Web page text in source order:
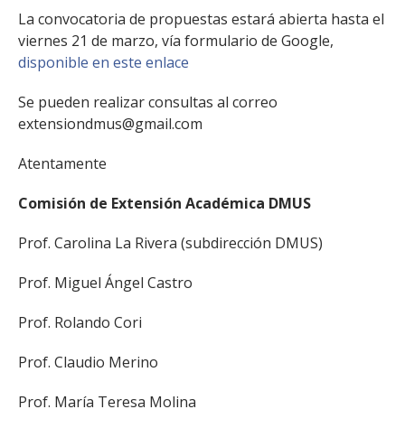
La convocatoria de propuestas estará abierta hasta el
viernes 21 de marzo, vía formulario de Google,
disponible en este enlace
Se pueden realizar consultas al correo
extensiondmus@gmail.com
Atentamente
Comisión de Extensión Académica DMUS
Prof. Carolina La Rivera (subdirección DMUS)
Prof. Miguel Ángel Castro
Prof. Rolando Cori
Prof. Claudio Merino
Prof. María Teresa Molina